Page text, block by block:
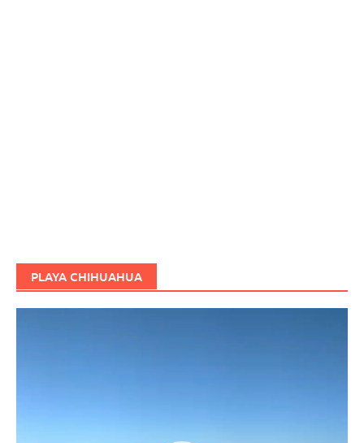
PLAYA CHIHUAHUA